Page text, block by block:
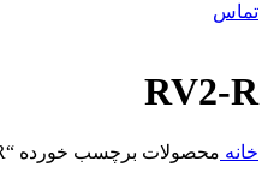
تماس
RV2-R
خانه محصولات برچسب خورده “RV2-R”